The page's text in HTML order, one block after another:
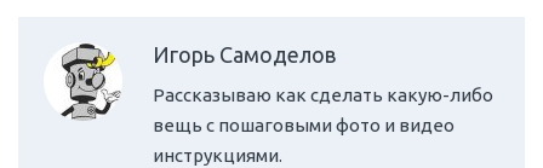
Игорь Самоделов
Рассказываю как сделать какую-либо
вещь с пошаговыми фото и видео
инструкциями.